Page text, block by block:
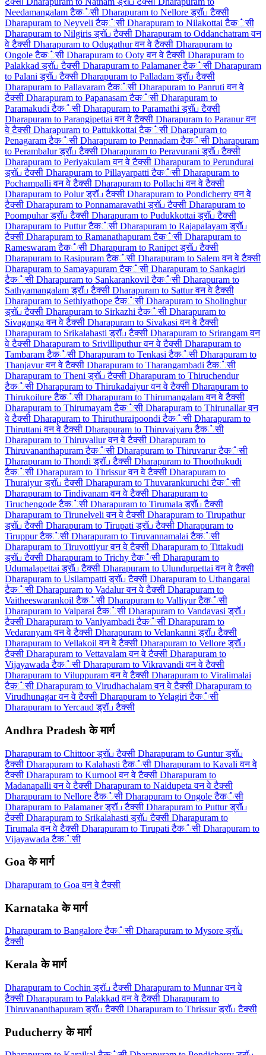
Needamangalam टैक்सी Dharapuram to Nellore ड्रॉப टैक्सी
Dharapuram to Neyveli टैक்सी Dharapuram to Nilakottai टैक்सी
Dharapuram to Nilgiris ड्रॉப टैक्सी Dharapuram to Oddanchatram वन
वे टैक्सी Dharapuram to Odugathur वन वे टैक्सी Dharapuram to
Ongole टैक்सी Dharapuram to Ooty वन वे टैक्सी Dharapuram to
Palakkad ड्रॉப टैक्सी Dharapuram to Palamaner टैक்सी Dharapuram
to Palani ड्रॉப टैक्सी Dharapuram to Palladam ड्रॉப टैक्सी
Dharapuram to Pallavaram टैक்सी Dharapuram to Panruti वन वे
टैक्सी Dharapuram to Papanasam टैक்सी Dharapuram to
Paramakudi टैक்सी Dharapuram to Paramathi ड्रॉப टैक्सी
Dharapuram to Parangipettai वन वे टैक्सी Dharapuram to Paranur वन
वे टैक्सी Dharapuram to Pattukkottai टैक்सी Dharapuram to
Penagaram टैक்सी Dharapuram to Pennadam टैक்सी Dharapuram
to Perambalur ड्रॉப टैक्सी Dharapuram to Peravurani ड्रॉப टैक्सी
Dharapuram to Periyakulam वन वे टैक्सी Dharapuram to Perundurai
ड्रॉப टैक्सी Dharapuram to Pillayarpatti टैक்सी Dharapuram to
Pochampalli वन वे टैक्सी Dharapuram to Pollachi वन वे टैक्सी
Dharapuram to Polur ड्रॉப टैक्सी Dharapuram to Pondicherry वन वे
टैक्सी Dharapuram to Ponnamaravathi ड्रॉப टैक्सी Dharapuram to
Poompuhar ड्रॉப टैक्सी Dharapuram to Pudukkottai ड्रॉப टैक्सी
Dharapuram to Puttur टैक்सी Dharapuram to Rajapalayam ड्रॉப
टैक्सी Dharapuram to Ramanathapuram टैक்सी Dharapuram to
Rameswaram टैक்सी Dharapuram to Ranipet ड्रॉப टैक्सी
Dharapuram to Rasipuram टैक்सी Dharapuram to Salem वन वे टैक्सी
Dharapuram to Samayapuram टैक்सी Dharapuram to Sankagiri
टैक்सी Dharapuram to Sankarankovil टैक்सी Dharapuram to
Sathyamangalam ड्रॉப टैक्सी Dharapuram to Sattur वन वे टैक्सी
Dharapuram to Sethiyathope टैक்सी Dharapuram to Sholinghur
ड्रॉப टैक्सी Dharapuram to Sirkazhi टैक்सी Dharapuram to
Sivaganga वन वे टैक्सी Dharapuram to Sivakasi वन वे टैक्सी
Dharapuram to Srikalahasti ड्रॉப टैक्सी Dharapuram to Srirangam वन
वे टैक्सी Dharapuram to Srivilliputhur वन वे टैक्सी Dharapuram to
Tambaram टैक்सी Dharapuram to Tenkasi टैक்सी Dharapuram to
Thanjavur वन वे टैक्सी Dharapuram to Tharangambadi टैक்सी
Dharapuram to Theni ड्रॉப टैक्सी Dharapuram to Thiruchendur
टैक்सी Dharapuram to Thirukadaiyur वन वे टैक्सी Dharapuram to
Thirukoilure टैक்सी Dharapuram to Thirumangalam वन वे टैक्सी
Dharapuram to Thirumayam टैक்सी Dharapuram to Thirunallar वन
वे टैक्सी Dharapuram to Thiruthuraipoondi टैक்सी Dharapuram to
Thiruttani वन वे टैक्सी Dharapuram to Thiruvaiyaru टैक்सी
Dharapuram to Thiruvallur वन वे टैक्सी Dharapuram to
Thiruvananthapuram टैक்सी Dharapuram to Thiruvarur टैक்सी
Dharapuram to Thondi ड्रॉப टैक्सी Dharapuram to Thoothukudi
टैक்सी Dharapuram to Thrissur वन वे टैक्सी Dharapuram to
Thuraiyur ड्रॉப टैक्सी Dharapuram to Thuvarankuruchi टैक்सी
Dharapuram to Tindivanam वन वे टैक्सी Dharapuram to
Tiruchengode टैक்सी Dharapuram to Tirumala ड्रॉப टैक्सी
Dharapuram to Tirunelveli वन वे टैक्सी Dharapuram to Tirupathur
ड्रॉப टैक्सी Dharapuram to Tirupati ड्रॉப टैक्सी Dharapuram to
Tiruppur टैक்सी Dharapuram to Tiruvannamalai टैक்सी
Dharapuram to Tiruvottiyur वन वे टैक्सी Dharapuram to Tittakudi
ड्रॉப टैक्सी Dharapuram to Trichy टैक்सी Dharapuram to
Udumalapettai ड्रॉப टैक्सी Dharapuram to Ulundurpettai वन वे टैक्सी
Dharapuram to Usilampatti ड्रॉப टैक्सी Dharapuram to Uthangarai
टैक்सी Dharapuram to Vadalur वन वे टैक्सी Dharapuram to
Vaitheeswarankoil टैक்सी Dharapuram to Valliyur टैक்सी
Dharapuram to Valparai टैक்सी Dharapuram to Vandavasi ड्रॉப
टैक्सी Dharapuram to Vaniyambadi टैक்सी Dharapuram to
Vedaranyam वन वे टैक्सी Dharapuram to Velankanni ड्रॉப टैक्सी
Dharapuram to Vellakoil वन वे टैक्सी Dharapuram to Vellore ड्रॉப
टैक्सी Dharapuram to Vettavalam वन वे टैक्सी Dharapuram to
Vijayawada टैक்सी Dharapuram to Vikravandi वन वे टैक्सी
Dharapuram to Viluppuram वन वे टैक्सी Dharapuram to Viralimalai
टैक்सी Dharapuram to Virudhachalam वन वे टैक्सी Dharapuram to
Virudhunagar वन वे टैक्सी Dharapuram to Yelagiri टैक்सी
Dharapuram to Yercaud ड्रॉப टैक्सी
Andhra Pradesh के मार्ग
Dharapuram to Chittoor ड्रॉப टैक्सी Dharapuram to Guntur ड्रॉப
टैक्सी Dharapuram to Kalahasti टैक்सी Dharapuram to Kavali वन वे
टैक्सी Dharapuram to Kurnool वन वे टैक्सी Dharapuram to
Madanapalli वन वे टैक्सी Dharapuram to Naidupeta वन वे टैक्सी
Dharapuram to Nellore टैक்सी Dharapuram to Ongole टैक்सी
Dharapuram to Palamaner ड्रॉப टैक्सी Dharapuram to Puttur ड्रॉப
टैक्सी Dharapuram to Srikalahasti ड्रॉப टैक्सी Dharapuram to
Tirumala वन वे टैक्सी Dharapuram to Tirupati टैक்सी Dharapuram to
Vijayawada टैक்सी
Goa के मार्ग
Dharapuram to Goa वन वे टैक्सी
Karnataka के मार्ग
Dharapuram to Bangalore टैक்सी Dharapuram to Mysore ड्रॉப
टैक्सी
Kerala के मार्ग
Dharapuram to Cochin ड्रॉப टैक्सी Dharapuram to Munnar वन वे
टैक्सी Dharapuram to Palakkad वन वे टैक्सी Dharapuram to
Thiruvananthapuram ड्रॉப टैक्सी Dharapuram to Thrissur ड्रॉப टैक्सी
Puducherry के मार्ग